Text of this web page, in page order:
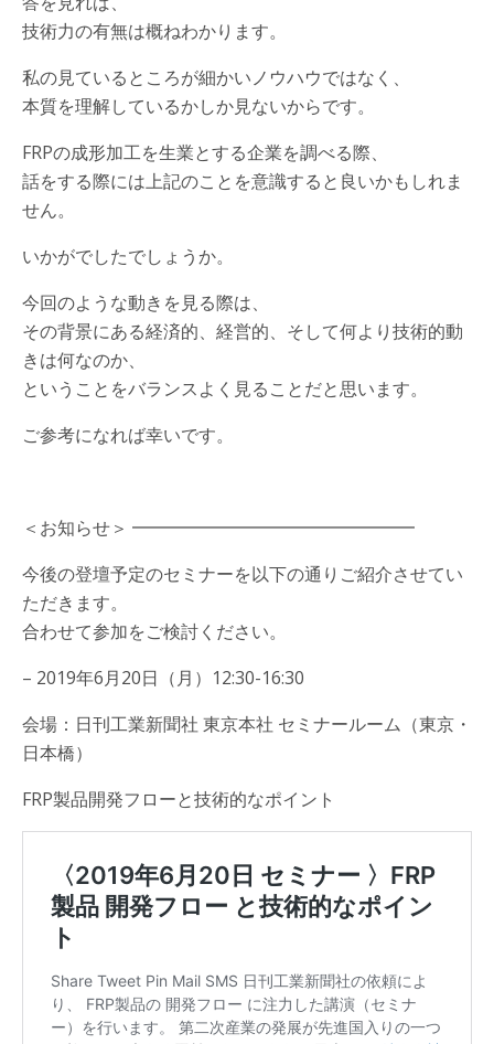
技術力の有無は概ねわかります。
私の見ているところが細かいノウハウではなく、
本質を理解しているかしか見ないからです。
FRPの成形加工を生業とする企業を調べる際、
話をする際には上記のことを意識すると良いかもしれま
せん。
いかがでしたでしょうか。
今回のような動きを見る際は、
その背景にある経済的、経営的、そして何より技術的動
きは何なのか、
ということをバランスよく見ることだと思います。
ご参考になれば幸いです。
＜お知らせ＞ ━━━━━━━━━━━━━━━━
今後の登壇予定のセミナーを以下の通りご紹介させてい
ただきます。
合わせて参加をご検討ください。
– 2019年6月20日（月）12:30-16:30
会場：日刊工業新聞社 東京本社 セミナールーム（東京・
日本橋）
FRP製品開発フローと技術的なポイント